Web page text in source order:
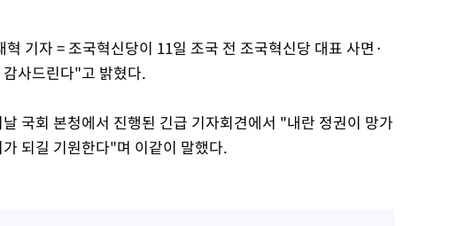
기자 = 조국혁신당이 11일 조국 전 조국혁신당 대표 사면·
사드린다"고 밝혔다.
국회 본청에서 진행된 긴급 기자회견에서 "내란 정권이 망가
되길 기원한다"며 이같이 말했다.